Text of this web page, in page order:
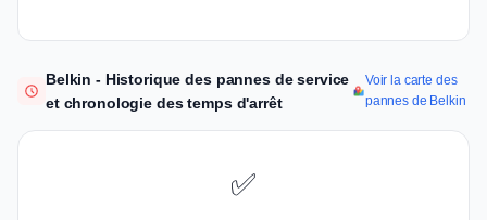
Belkin - Historique des pannes de service
et chronologie des temps d'arrêt
Voir la carte des
pannes de Belkin
✅